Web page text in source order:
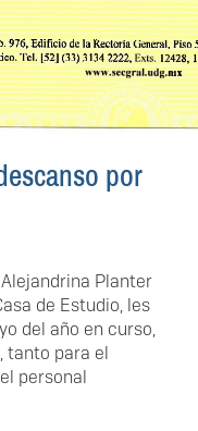
por
Planter
de Estudio, les
del año en curso,
tanto para el
personal